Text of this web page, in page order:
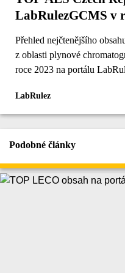
LabRulezGCMS v
Přehled nejčtenějšího
z oblasti plynové
roce 2023 na portálu
LabRulez
Podobné články